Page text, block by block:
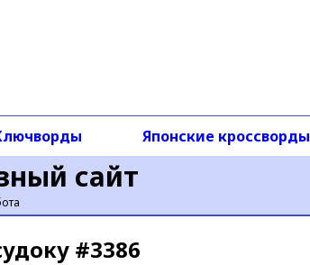
сайт
Японские кроссворды
#3386